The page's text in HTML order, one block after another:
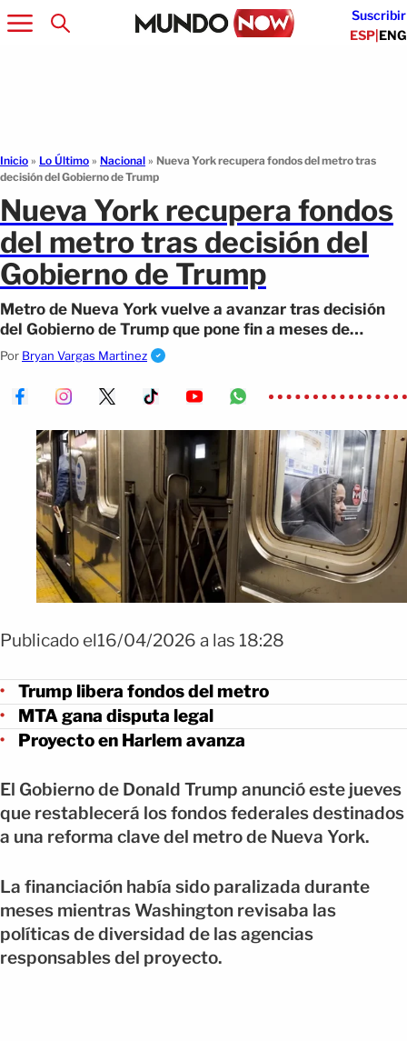
Suscribir
ESP|ENG
Inicio » Lo Último » Nacional » Nueva York recupera fondos del metro tras
decisión del Gobierno de Trump
Nueva York recupera fondos
del metro tras decisión del
Gobierno de Trump
Metro de Nueva York vuelve a avanzar tras decisión
del Gobierno de Trump que pone fin a meses de
bloqueo y tensión por políticas públicas.
Por Bryan Vargas Martinez
Publicado el16/04/2026 a las 18:28
Trump libera fondos del metro
MTA gana disputa legal
Proyecto en Harlem avanza
El Gobierno de Donald Trump anunció este jueves
que restablecerá los fondos federales destinados
a una reforma clave del metro de Nueva York.
La financiación había sido paralizada durante
meses mientras Washington revisaba las
políticas de diversidad de las agencias
responsables del proyecto.